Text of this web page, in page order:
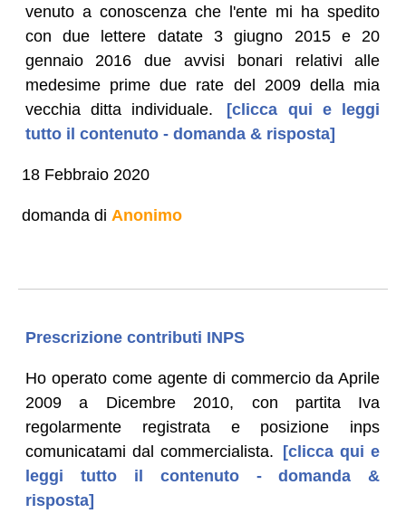
venuto a conoscenza che l'ente mi ha spedito
con due lettere datate 3 giugno 2015 e 20
gennaio 2016 due avvisi bonari relativi alle
medesime prime due rate del 2009 della mia
vecchia ditta individuale.
[clicca qui e leggi
tutto il contenuto - domanda & risposta]
18 Febbraio 2020
domanda di Anonimo
Prescrizione contributi INPS
Ho operato come agente di commercio da Aprile
2009 a Dicembre 2010, con partita Iva
regolarmente registrata e posizione inps
comunicatami dal commercialista. [clicca qui e
leggi tutto il contenuto - domanda &
risposta]